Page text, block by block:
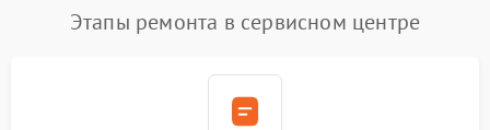
Этапы ремонта в сервисном центре